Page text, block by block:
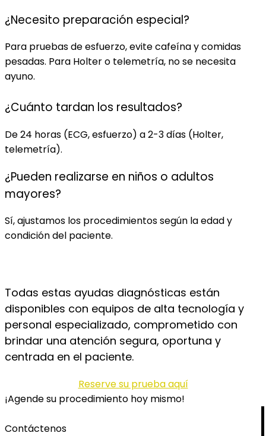
¿Necesito preparación especial?
Para pruebas de esfuerzo, evite cafeína y comidas
pesadas. Para Holter o telemetría, no se necesita
ayuno.
¿Cuánto tardan los resultados?
De 24 horas (ECG, esfuerzo) a 2-3 días (Holter,
telemetría).
¿Pueden realizarse en niños o adultos
mayores?
Sí, ajustamos los procedimientos según la edad y
condición del paciente.
Todas estas ayudas diagnósticas están
disponibles con equipos de alta tecnología y
personal especializado, comprometido con
brindar una atención segura, oportuna y
centrada en el paciente.
Reserve su prueba aquí
¡Agende su procedimiento hoy mismo!
Contáctenos